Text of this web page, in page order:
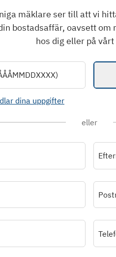
mäklare ser till att vi
bostadsaffär, oavsett
hos dig eller på
dina uppgifter
eller